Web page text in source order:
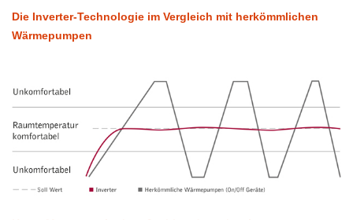
Die Inverter-Technologie im Vergleich mit herkömmlichen
Wärmepumpen